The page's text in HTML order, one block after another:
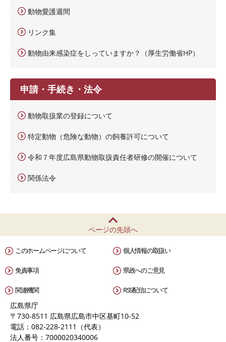
動物愛護週間
リンク集
動物由来感染症をしっていますか？（厚生労働省HP）
申請・手続き・法令
動物取扱業の登録について
特定動物（危険な動物）の飼養許可について
令和７年度広島県動物取扱責任者研修の開催について
関係法令
ページの先頭へ
このホームページについて 個人情報の取扱い
免責事項 県政へのご意見
関連機関 RSS配信について
広島県庁
〒730-8511 広島県広島市中区基町10-52
電話：082-228-2111（代表）
法人番号：7000020340006